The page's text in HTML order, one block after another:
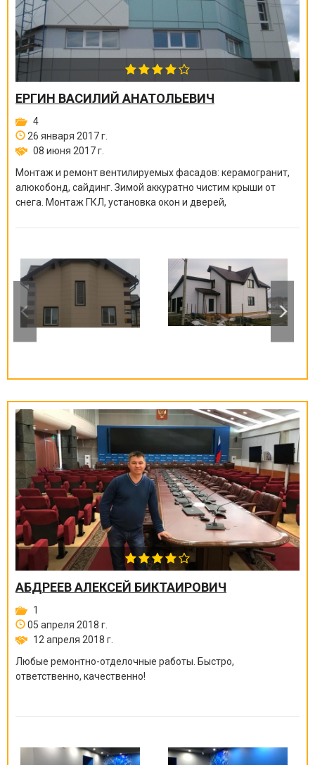
ЕРГИН ВАСИЛИЙ АНАТОЛЬЕВИЧ
4
26 января 2017 г.
08 июня 2017 г.
Монтаж и ремонт вентилируемых фасадов: керамогранит,
алюкобонд, сайдинг. Зимой аккуратно чистим крыши от
снега. Монтаж ГКЛ, установка окон и дверей,
работы.
АБДРЕЕВ АЛЕКСЕЙ БИКТАИРОВИЧ
1
05 апреля 2018 г.
12 апреля 2018 г.
Любые ремонтно-отделочные работы. Быстро,
ответственно, качественно!